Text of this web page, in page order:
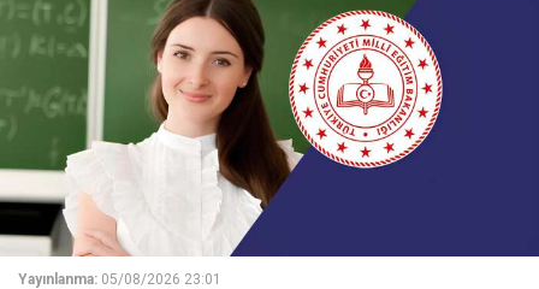
Yayınlanma: 05/08/2026 23:01